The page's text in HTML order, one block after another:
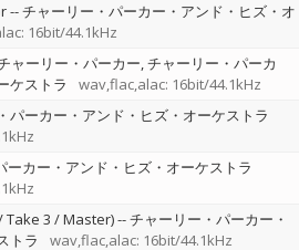
--チャーリー・パーカー・アンド・ヒズ・オ
16bit/44.1kHz
ャーリー・パーカー チャーリー・パーカ
ケストラ
wav,flac,alac: 16bit/44.1kHz
パーカー・アンド・ヒズ・オーケストラ
ーカー・アンド・ヒズ・オーケストラ
Take 3 / Master)--チャーリー・パーカー・
トラ
wav,flac,alac: 16bit/44.1kHz